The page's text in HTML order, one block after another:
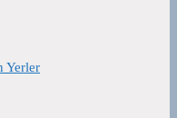
Yerler